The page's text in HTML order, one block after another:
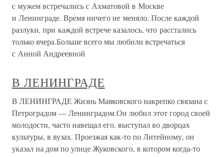
с мужем встречались с Ахматовой в Москве
и Ленинграде. Время ничего не меняло. После каждой
разлуки, при каждой встрече казалось, что расстались
только вчера.Больше всего мы любили встречаться
с Анной Андреевной
В ЛЕНИНГРАДЕ
В ЛЕНИНГРАДЕ Жизнь Маяковского накрепко связана с
Петроградом — Ленинградом.Он любил этот город своей
молодости, часто навещал его, выступал во дворцах
культуры, в вузах. Проезжая как-то по Литейному, он
указал на дом по улице Жуковского, в котором когда-то